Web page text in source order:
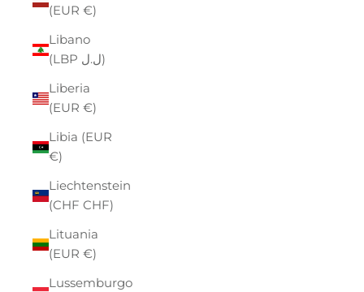
(EUR €)
Libano
(LBP ل.ل)
Liberia
(EUR €)
Libia (EUR
€)
Liechtenstein
(CHF CHF)
Lituania
(EUR €)
Lussemburgo